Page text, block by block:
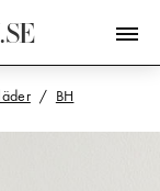
.SE
BH